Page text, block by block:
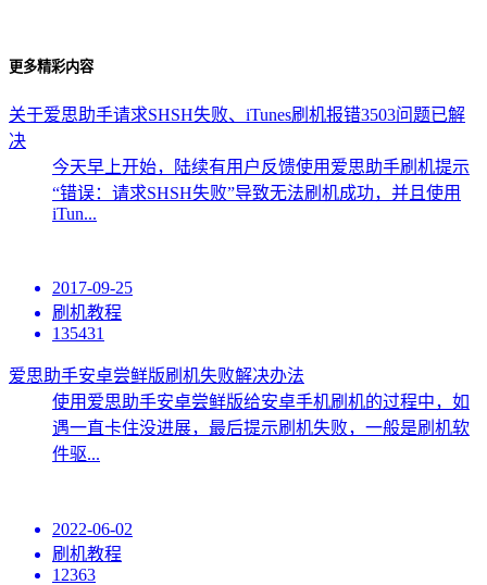
更多精彩内容
关于爱思助手请求SHSH失败、iTunes刷机报错3503问题已解
决
今天早上开始，陆续有用户反馈使用爱思助手刷机提示
“错误：请求SHSH失败”导致无法刷机成功，并且使用
iTun...
2017-09-25
刷机教程
135431
爱思助手安卓尝鲜版刷机失败解决办法
使用爱思助手安卓尝鲜版给安卓手机刷机的过程中，如
遇一直卡住没进展，最后提示刷机失败，一般是刷机软
件驱...
2022-06-02
刷机教程
12363